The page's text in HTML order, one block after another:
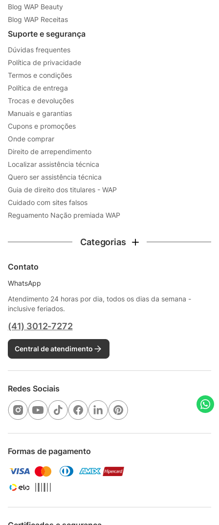
Blog WAP Beauty
Blog WAP Receitas
Suporte e segurança
Dúvidas frequentes
Política de privacidade
Termos e condições
Política de entrega
Trocas e devoluções
Manuais e garantias
Cupons e promoções
Onde comprar
Direito de arrependimento
Localizar assistência técnica
Quero ser assistência técnica
Guia de direito dos titulares - WAP
Cuidado com sites falsos
Reguamento Nação premiada WAP
Categorias
Contato
WhatsApp
Atendimento 24 horas por dia, todos os dias da semana -
inclusive feriados.
(41) 3012-7272
Central de atendimento
Redes Sociais
Formas de pagamento